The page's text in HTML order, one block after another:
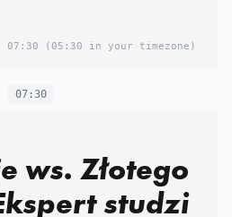
07:30 (05:30 in your timezone)
07:30
ws. Złotego
studzi